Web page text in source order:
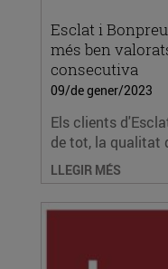
Esclat i
més ben
consecutiva
09/de gener/2023
Els clients
de tot, la qualitat
LLEGIR MÉS